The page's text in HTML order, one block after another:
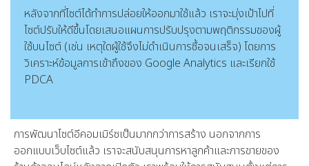
หลังจากที่ไซต์ได้ทำการปล่อยให้ออกมาใช้แล้ว เราจะมุ่งเป้าไปที่
ไซต์ปรับให้ดีขึ้นโดยเสนอแผนการปรับปรุงตามพฤติกรรมของผู้
ใช้บนไซต์ (เช่น เหตุใดผู้ใช้จึงไม่ดำเนินการซื้อจนเสร็จ) โดยการ
วิเคราะห์ข้อมูลการเข้าถึงของ Google Analytics และเรียกใช้
PDCA
การพัฒนาไซต์อีคอมเมิร์ซเป็นมากกว่าการสร้าง นอกจากการ
ออกแบบเว็บไซต์แล้ว เราจะสนับสนุนการหาลูกค้าและการขายของ